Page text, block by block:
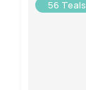
56 Teals